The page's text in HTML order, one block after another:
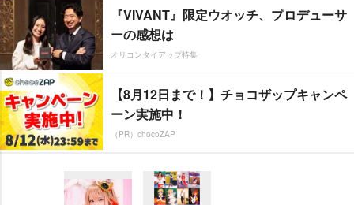
『VIVANT』限定ウオッチ、プロデューサ
ーの感想は
オリコンタイアップ特集
【8月12日まで！】チョコザップキャンペ
ーン実施中！
（PR）chocoZAP